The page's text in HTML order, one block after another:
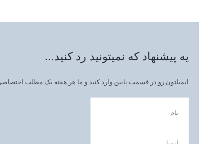
یه پیشنهاد که نمیتونید رد کنید...
ایمیلتون رو در قسمت پایین وارد کنید و ما هر هفته یک مطلب